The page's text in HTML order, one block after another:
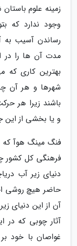
زمینه علوم
وجود ندارد که
رساندن آسیب به
مدت آن ها را در
بهترین کاری که
شهرها و هر آن
باشند زیرا هر
و یا بخشی از این
فنگ مینگ هوآ که
فرهنگی کل کشور
دنیای زیر آب
حاضر هیچ روشی
آن از این دنیای
آثار چوبی که در
غواصان با خود